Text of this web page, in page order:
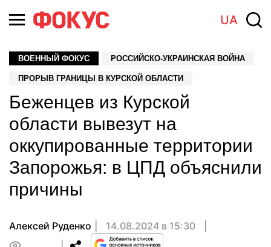
UA
ВОЕННЫЙ ФОКУС РОССИЙСКО-УКРАИНСКАЯ ВОЙНА
ПРОРЫВ ГРАНИЦЫ В КУРСКОЙ ОБЛАСТИ
Беженцев из Курской
области вывезут на
оккупированные территории
Запорожья: в ЦПД объяснили
причины
Алексей Руденко
14.08.2024 в 15:30